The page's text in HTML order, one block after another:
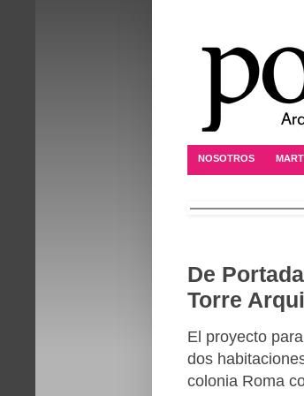
NOSOTROS
De
Torre
El proyecto
dos
colonia Roma